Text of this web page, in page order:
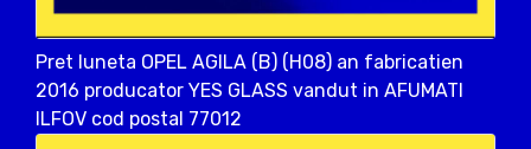
Pret luneta OPEL AGILA (B) (H08) an fabricatien
2016 producator YES GLASS vandut in AFUMATI
ILFOV cod postal 77012